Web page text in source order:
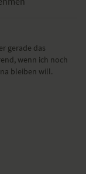
in Wallung. Mit
gerade das
wenn ich noch
bleiben will.